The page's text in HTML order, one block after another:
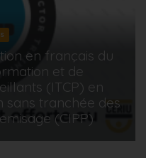
en français du
et de
(ITCP) en
sans tranchée des
(CIPP)